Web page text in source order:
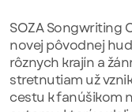
SOZA Songwriting
novej pôvodnej
rôznych krajín a
stretnutiam už
cestu k fanúšikom